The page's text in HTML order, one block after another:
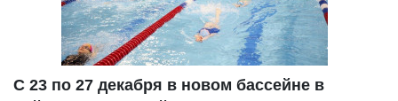
С 23 по 27 декабря в новом бассейне в